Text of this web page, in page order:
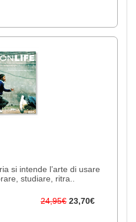
si intende l’arte di usare
studiare, ritra..
24,95€ 23,70€